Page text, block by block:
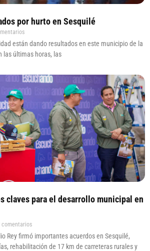
por hurto en Sesquilé
están dando resultados en este municipio de la
las últimas horas, las
claves para el desarrollo municipal en
comentarios
Rey firmó importantes acuerdos en Sesquilé,
rehabilitación de 17 km de carreteras rurales y